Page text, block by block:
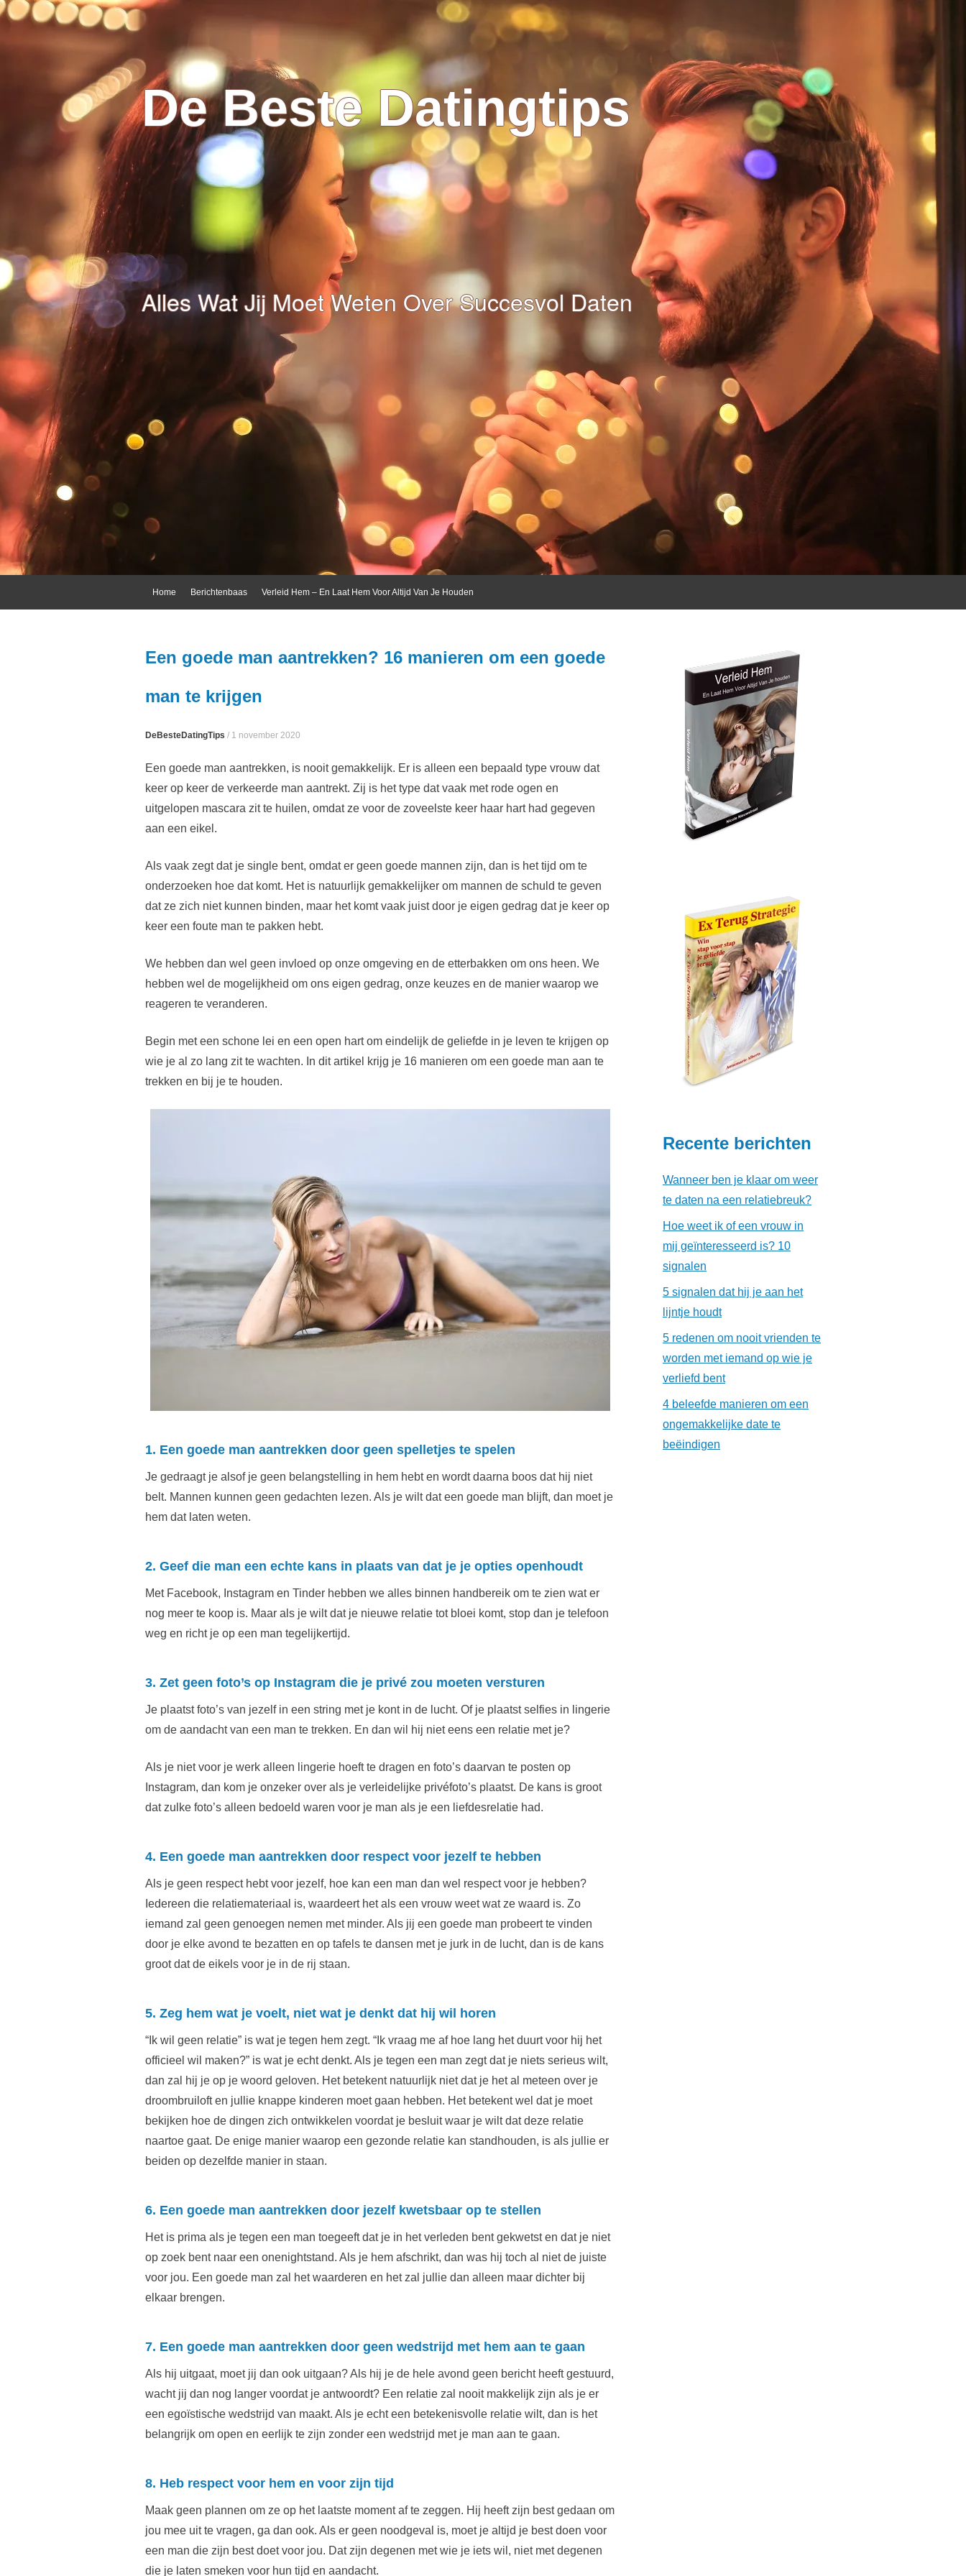
De Beste Datingtips
Alles Wat Jij Moet Weten Over Succesvol Daten
Home Berichtenbaas Verleid Hem – En Laat Hem Voor Altijd Van Je Houden
Een goede man aantrekken? 16 manieren om een goede
man te krijgen
DeBesteDatingTips / 1 november 2020
Een goede man aantrekken, is nooit gemakkelijk. Er is alleen een bepaald type vrouw dat
keer op keer de verkeerde man aantrekt. Zij is het type dat vaak met rode ogen en
uitgelopen mascara zit te huilen, omdat ze voor de zoveelste keer haar hart had gegeven
aan een eikel.
Als vaak zegt dat je single bent, omdat er geen goede mannen zijn, dan is het tijd om te
onderzoeken hoe dat komt. Het is natuurlijk gemakkelijker om mannen de schuld te geven
dat ze zich niet kunnen binden, maar het komt vaak juist door je eigen gedrag dat je keer op
keer een foute man te pakken hebt.
We hebben dan wel geen invloed op onze omgeving en de etterbakken om ons heen. We
hebben wel de mogelijkheid om ons eigen gedrag, onze keuzes en de manier waarop we
reageren te veranderen.
Begin met een schone lei en een open hart om eindelijk de geliefde in je leven te krijgen op
wie je al zo lang zit te wachten. In dit artikel krijg je 16 manieren om een goede man aan te
trekken en bij je te houden.
1. Een goede man aantrekken door geen spelletjes te spelen
Je gedraagt je alsof je geen belangstelling in hem hebt en wordt daarna boos dat hij niet
belt. Mannen kunnen geen gedachten lezen. Als je wilt dat een goede man blijft, dan moet je
hem dat laten weten.
2. Geef die man een echte kans in plaats van dat je je opties openhoudt
Met Facebook, Instagram en Tinder hebben we alles binnen handbereik om te zien wat er
nog meer te koop is. Maar als je wilt dat je nieuwe relatie tot bloei komt, stop dan je telefoon
weg en richt je op een man tegelijkertijd.
3. Zet geen foto’s op Instagram die je privé zou moeten versturen
Je plaatst foto’s van jezelf in een string met je kont in de lucht. Of je plaatst selfies in lingerie
om de aandacht van een man te trekken. En dan wil hij niet eens een relatie met je?
Als je niet voor je werk alleen lingerie hoeft te dragen en foto’s daarvan te posten op
Instagram, dan kom je onzeker over als je verleidelijke privéfoto’s plaatst. De kans is groot
dat zulke foto’s alleen bedoeld waren voor je man als je een liefdesrelatie had.
4. Een goede man aantrekken door respect voor jezelf te hebben
Als je geen respect hebt voor jezelf, hoe kan een man dan wel respect voor je hebben?
Iedereen die relatiemateriaal is, waardeert het als een vrouw weet wat ze waard is. Zo
iemand zal geen genoegen nemen met minder. Als jij een goede man probeert te vinden
door je elke avond te bezatten en op tafels te dansen met je jurk in de lucht, dan is de kans
groot dat de eikels voor je in de rij staan.
5. Zeg hem wat je voelt, niet wat je denkt dat hij wil horen
“Ik wil geen relatie” is wat je tegen hem zegt. “Ik vraag me af hoe lang het duurt voor hij het
officieel wil maken?” is wat je echt denkt. Als je tegen een man zegt dat je niets serieus wilt,
dan zal hij je op je woord geloven. Het betekent natuurlijk niet dat je het al meteen over je
droombruiloft en jullie knappe kinderen moet gaan hebben. Het betekent wel dat je moet
bekijken hoe de dingen zich ontwikkelen voordat je besluit waar je wilt dat deze relatie
naartoe gaat. De enige manier waarop een gezonde relatie kan standhouden, is als jullie er
beiden op dezelfde manier in staan.
6. Een goede man aantrekken door jezelf kwetsbaar op te stellen
Het is prima als je tegen een man toegeeft dat je in het verleden bent gekwetst en dat je niet
op zoek bent naar een onenightstand. Als je hem afschrikt, dan was hij toch al niet de juiste
voor jou. Een goede man zal het waarderen en het zal jullie dan alleen maar dichter bij
elkaar brengen.
7. Een goede man aantrekken door geen wedstrijd met hem aan te gaan
Als hij uitgaat, moet jij dan ook uitgaan? Als hij je de hele avond geen bericht heeft gestuurd,
wacht jij dan nog langer voordat je antwoordt? Een relatie zal nooit makkelijk zijn als je er
een egoïstische wedstrijd van maakt. Als je echt een betekenisvolle relatie wilt, dan is het
belangrijk om open en eerlijk te zijn zonder een wedstrijd met je man aan te gaan.
8. Heb respect voor hem en voor zijn tijd
Maak geen plannen om ze op het laatste moment af te zeggen. Hij heeft zijn best gedaan om
jou mee uit te vragen, ga dan ook. Als er geen noodgeval is, moet je altijd je best doen voor
een man die zijn best doet voor jou. Dat zijn degenen met wie je iets wil, niet met degenen
die je laten smeken voor hun tijd en aandacht.
Recente berichten
Wanneer ben je klaar om weer
te daten na een relatiebreuk?
Hoe weet ik of een vrouw in
mij geïnteresseerd is? 10
signalen
5 signalen dat hij je aan het
lijntje houdt
5 redenen om nooit vrienden te
worden met iemand op wie je
verliefd bent
4 beleefde manieren om een
ongemakkelijke date te
beëindigen